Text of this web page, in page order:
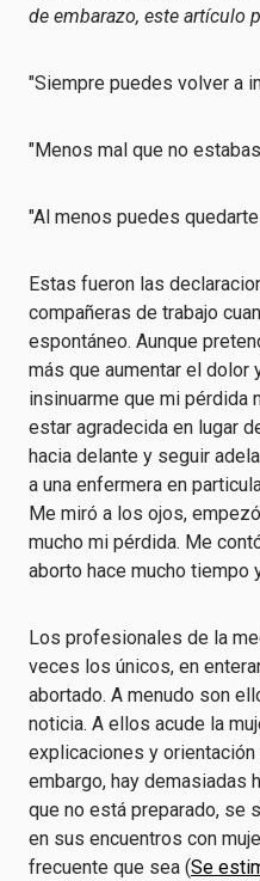
de embarazo, este artículo
"Siempre puedes volver a
"Menos mal que no
"Al menos puedes
Estas fueron las
compañeras de trabajo
espontáneo. Aunque
más que aumentar el dolor
insinuarme que mi pérdida
estar agradecida en lugar
hacia delante y seguir
a una enfermera en
Me miró a los ojos,
mucho mi pérdida. Me
aborto hace mucho tiempo
Los profesionales de la
veces los únicos, en
abortado. A menudo son
noticia. A ellos acude la
explicaciones y orientación
embargo, hay demasiadas
que no está preparado, se
en sus encuentros con
frecuente que sea (Se